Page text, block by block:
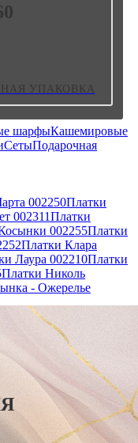
УПАКОВКА
шарфыКашемировые
СетыПодарочная
002250Платки
002311Платки
002255Платки
Платки Клара
Лаура 002210Платки
Платки Николь
- Ожерелье